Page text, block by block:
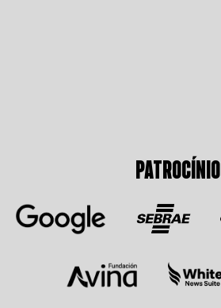
PATROCÍNIO